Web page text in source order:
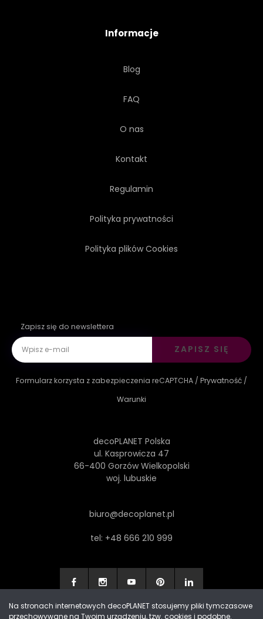
Informacje
Blog
FAQ
O nas
Kontakt
Regulamin
Polityka prywatności
Polityka plików Cookies
Zapisz się do newslettera
ZAPISZ SIĘ
Formularz korzysta z zabezpieczenia reCAPTCHA / Prywatność /
Warunki
decoPLANET Polska
ul. Kasprowicza 47
66-400 Gorzów Wielkopolski
woj. lubuskie
biuro@decoplanet.pl
tel: +48 666 210 999
Na stronach internetowych decoPLANET stosujemy pliki tymczasowe
przechowywane na Twoim urządzeniu, tzw. cookies i podobne.